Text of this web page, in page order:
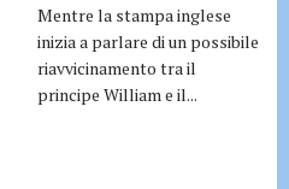
Mentre la stampa inglese
inizia a parlare di un possibile
riavvicinamento tra il
principe William e il...